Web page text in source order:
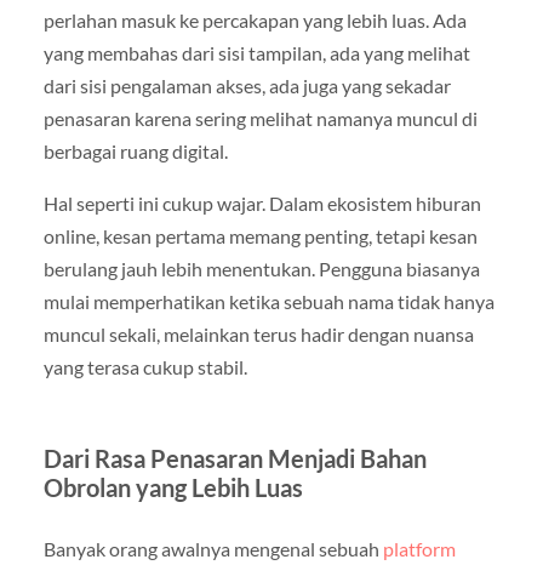
perlahan masuk ke percakapan yang lebih luas. Ada
yang membahas dari sisi tampilan, ada yang melihat
dari sisi pengalaman akses, ada juga yang sekadar
penasaran karena sering melihat namanya muncul di
berbagai ruang digital.
Hal seperti ini cukup wajar. Dalam ekosistem hiburan
online, kesan pertama memang penting, tetapi kesan
berulang jauh lebih menentukan. Pengguna biasanya
mulai memperhatikan ketika sebuah nama tidak hanya
muncul sekali, melainkan terus hadir dengan nuansa
yang terasa cukup stabil.
Dari Rasa Penasaran Menjadi Bahan
Obrolan yang Lebih Luas
Banyak orang awalnya mengenal sebuah platform